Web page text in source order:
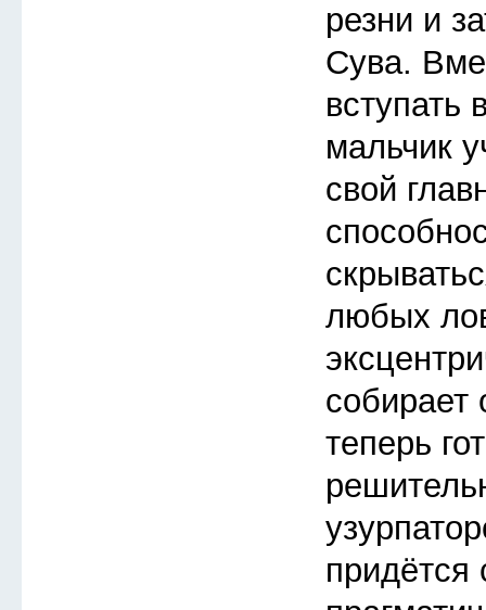
резни и
Сува.
вступать
мальчик
свой
любых
собирает
теперь
придётся